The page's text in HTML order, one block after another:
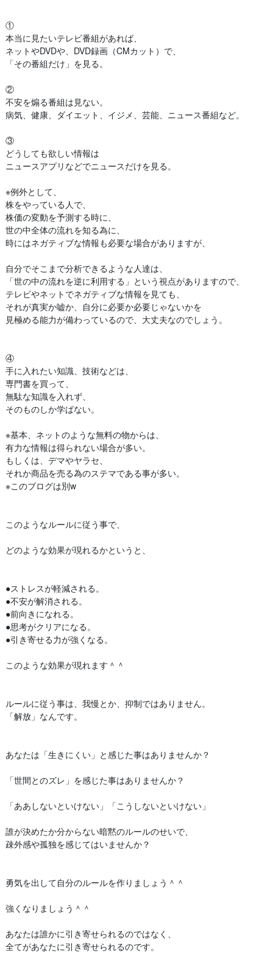
①
本当に見たいテレビ番組があれば、
ネットやDVDや、DVD録画（CMカット）で、
「その番組だけ」を見る。
②
不安を煽る番組は見ない。
病気、健康、ダイエット、イジメ、芸能、ニュース番組など。
③
どうしても欲しい情報は
ニュースアプリなどでニュースだけを見る。
※例外として、
株をやっている人で、
株価の変動を予測する時に、
世の中全体の流れを知る為に、
時にはネガティブな情報も必要な場合がありますが、
自分でそこまで分析できるような人達は、
「世の中の流れを逆に利用する」という視点がありますので、
テレビやネットでネガティブな情報を見ても、
それが真実か嘘か、自分に必要か必要じゃないかを
見極める能力が備わっているので、大丈夫なのでしょう。
④
手に入れたい知識、技術などは、
専門書を買って、
無駄な知識を入れず、
そのものしか学ばない。
※基本、ネットのような無料の物からは、
有力な情報は得られない場合が多い。
もしくは、デマやヤラセ、
それか商品を売る為のステマである事が多い。
※このブログは別w
このようなルールに従う事で、
どのような効果が現れるかというと、
●ストレスが軽減される。
●不安が解消される。
●前向きになれる。
●思考がクリアになる。
●引き寄せる力が強くなる。
このような効果が現れます＾＾
ルールに従う事は、我慢とか、抑制ではありません。
「解放」なんです。
あなたは「生きにくい」と感じた事はありませんか？
「世間とのズレ」を感じた事はありませんか？
「ああしないといけない」「こうしないといけない」
誰が決めたか分からない暗黙のルールのせいで、
疎外感や孤独を感じてはいませんか？
勇気を出して自分のルールを作りましょう＾＾
強くなりましょう＾＾
あなたは誰かに引き寄せられるのではなく、
全てがあなたに引き寄せられるのです。